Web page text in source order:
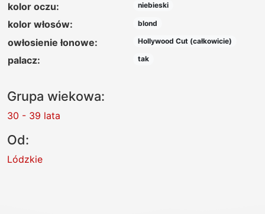
kolor oczu: niebieski
kolor włosów: blond
owłosienie łonowe: Hollywood Cut (całkowicie)
palacz: tak
Grupa wiekowa:
30 - 39 lata
Od:
Lódzkie